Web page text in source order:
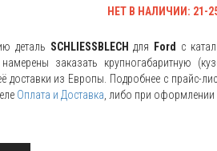
НЕТ В НАЛИЧИИ: 21-
деталь SCHLIESSBLECH для Ford
с
заказать крупногабаритную
доставки из Европы. Подробнее с прайс-
Оплата и Доставка , либо при оформлении